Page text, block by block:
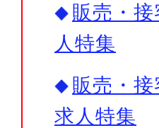
販売・
人特集
販売・
求人特集